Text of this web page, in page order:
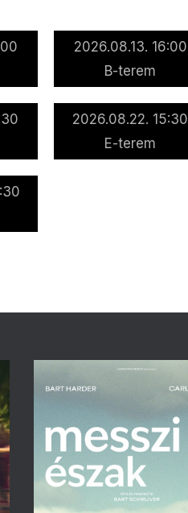
2026.08.13. 16:00
B-terem
2026.08.22. 15:30
E-terem